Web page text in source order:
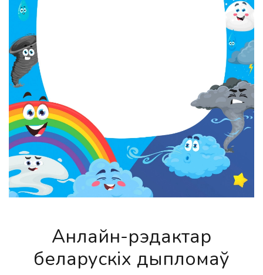
Анлайн-рэдактар
беларускіх дыпломаў